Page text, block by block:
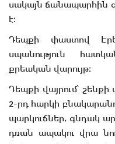
սակայն ճանապարհին
է։
Դեպքի փաստով
սպանություն
քրեական վարույթ։
Դեպքի վայրում՝
2-րդ հարկի
պարկուճներ, գնդակ
դռան ապակու վրա